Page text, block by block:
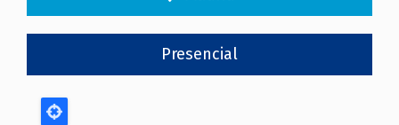
Presencial